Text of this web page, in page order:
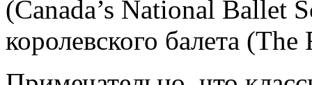
(Canada’s National Ballet
королевского балета